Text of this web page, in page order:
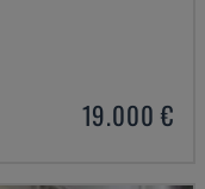
19.000 €